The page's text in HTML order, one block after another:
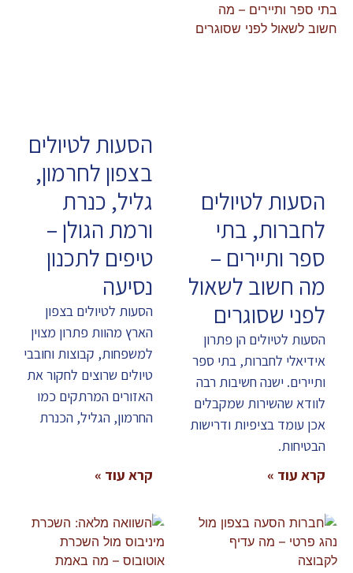
הסעות לטיולים
לחברות, בתי
ספר ותיירים –
מה חשוב לשאול
לפני שסוגרים
הסעות לטיולים הן פתרון
אידיאלי לחברות, בתי ספר
ותיירים. ישנה חשיבות רבה
לוודא שהשירות שמקבלים
אכן עומד בציפיות ודרישות
הבטיחות.
קרא עוד »
הסעות לטיולים
בצפון לחרמון,
גליל, כנרת
ורמת הגולן –
טיפים לתכנון
נסיעה
הסעות לטיולים בצפון
הארץ מהוות פתרון מצוין
למשפחות, קבוצות וחובבי
טיולים שרוצים לחקור את
האזורים המרתקים כמו
החרמון, הגליל, הכנרת
קרא עוד »